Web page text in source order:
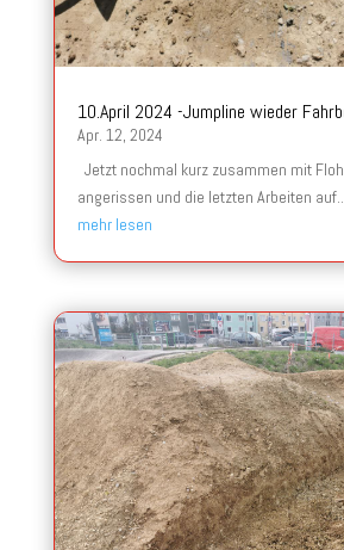
10.April 2024 -Jumpline wieder
Apr. 12, 2024
Jetzt nochmal kurz zusammen mit
angerissen und die letzten Arbeiten
mehr lesen